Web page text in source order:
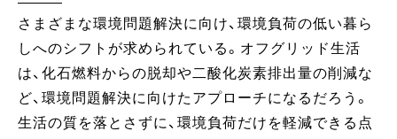
さまざまな環境問題解決に向け、環境負荷の低い暮ら
しへのシフトが求められている。オフグリッド生活
は、化石燃料からの脱却や二酸化炭素排出量の削減な
ど、環境問題解決に向けたアプローチになるだろう。
生活の質を落とさずに、環境負荷だけを軽減できる点